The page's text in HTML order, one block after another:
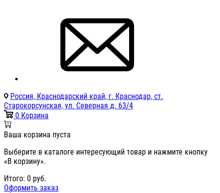
Россия, Краснодарский край, г. Краснодар, ст.
Старокорсунская, ул. Северная д. 63/4
0 Корзина
Ваша корзина пуста
Выберите в каталоге интересующий товар и нажмите кнопку
«В корзину».
Итого: 0 руб.
Оформить заказ